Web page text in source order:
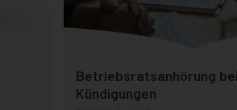
Betriebsratsanhörung
Kündigungen